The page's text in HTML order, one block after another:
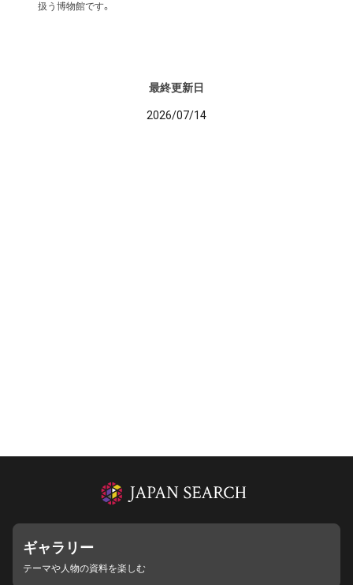
扱う博物館です。
最終更新日
2026/07/14
ギャラリー
テーマや人物の資料を楽しむ